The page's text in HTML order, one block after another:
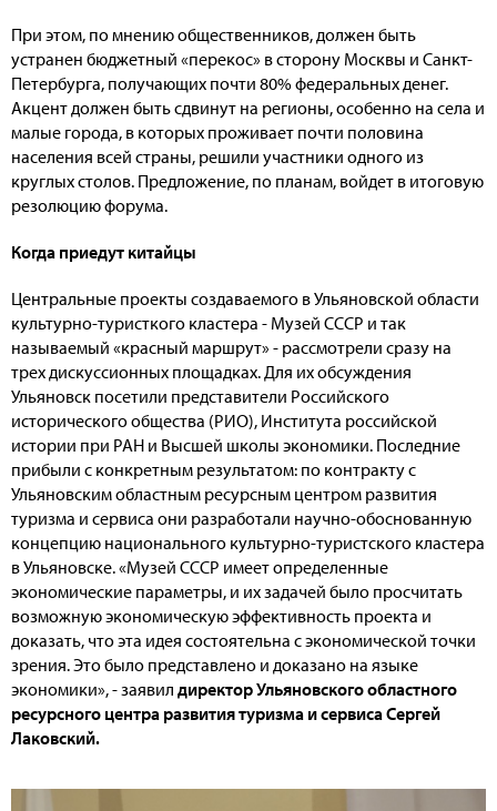
При этом, по мнению общественников, должен быть
устранен бюджетный «перекос» в сторону Москвы и Санкт-
Петербурга, получающих почти 80% федеральных денег.
Акцент должен быть сдвинут на регионы, особенно на села и
малые города, в которых проживает почти половина
населения всей страны, решили участники одного из
круглых столов. Предложение, по планам, войдет в итоговую
резолюцию форума.
Когда приедут китайцы
Центральные проекты создаваемого в Ульяновской области
культурно-туристкого кластера - Музей СССР и так
называемый «красный маршрут» - рассмотрели сразу на
трех дискуссионных площадках. Для их обсуждения
Ульяновск посетили представители Российского
исторического общества (РИО), Института российской
истории при РАН и Высшей школы экономики. Последние
прибыли с конкретным результатом: по контракту с
Ульяновским областным ресурсным центром развития
туризма и сервиса они разработали научно-обоснованную
концепцию национального культурно-туристcкого кластера
в Ульяновске. «Музей СССР имеет определенные
экономические параметры, и их задачей было просчитать
возможную экономическую эффективность проекта и
доказать, что эта идея состоятельна с экономической точки
зрения. Это было представлено и доказано на языке
экономики», - заявил директор Ульяновского областного
ресурсного центра развития туризма и сервиса Сергей
Лаковский.